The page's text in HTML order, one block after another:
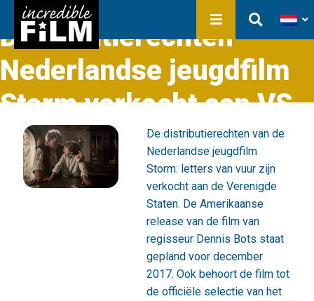
Film Production
In ontwikkeling
Producties
Bibliotheek
Over ons
Distributierechten
Nederlandse jeugdfilm
Storm verkocht aan VS
De distributierechten van de
Nederlandse jeugdfilm
Storm: letters van vuur zijn
verkocht aan de Verenigde
Staten. De Amerikaanse
release van de film van
regisseur Dennis Bots staat
gepland voor december
2017. Ook behoort de film tot
de officiële selectie van het